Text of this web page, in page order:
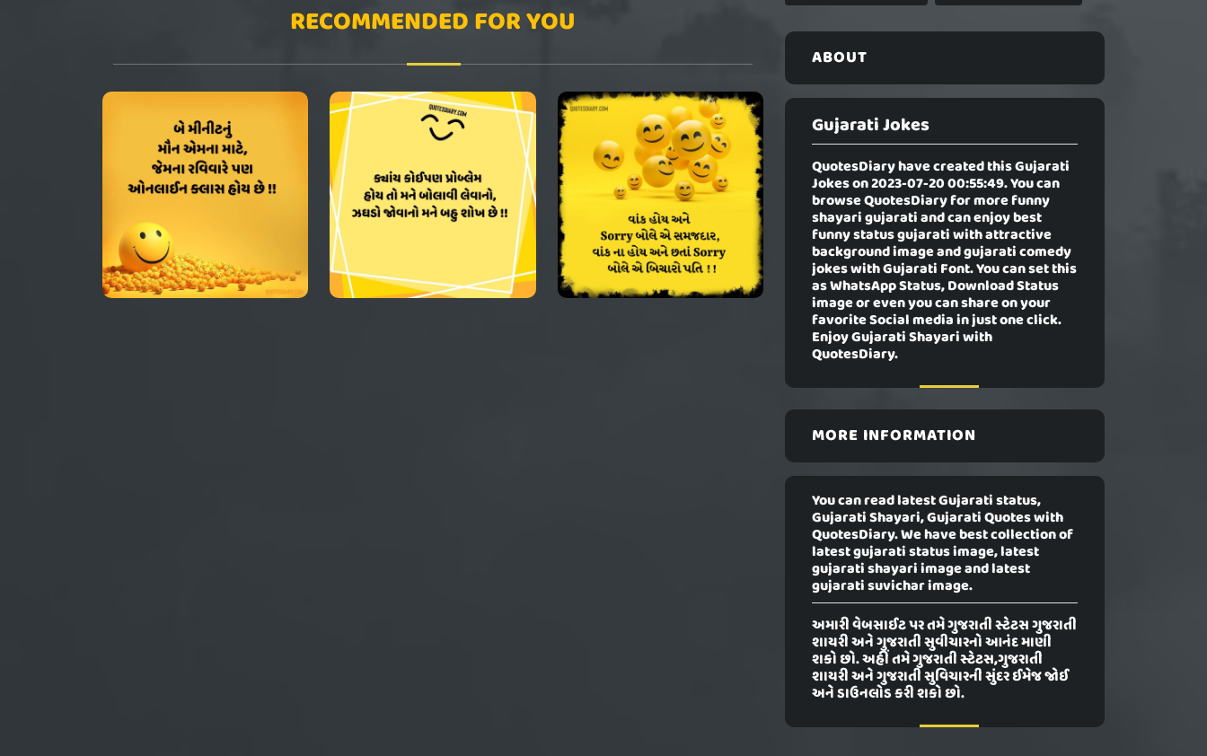
RECOMMENDED FOR YOU
ABOUT
Gujarati Jokes
QuotesDiary have created thisGujarati
Jokeson 2023-07-20 00:55:49. You can
browse QuotesDiary for more funny
shayari gujarati and can enjoy best
funny status gujarati with attractive
background image and gujarati comedy
jokes with Gujarati Font. You can set this
as WhatsApp Status, Download Status
image or even you can share on your
favorite Social media in just one click.
Enjoy Gujarati Shayari with
QuotesDiary.
MORE INFORMATION
You can read latest Gujarati status,
Gujarati Shayari, Gujarati Quotes with
QuotesDiary. We have best collection of
latest gujarati status image, latest
gujarati shayari image and latest
gujarati suvichar image.
અમારી વેબસાઈટ પર તમે ગુજરાતી સ્ટેટસ ગુજરાતી
શાયરી અને ગુજરાતી સુવીચારનો આનંદ માણી
શકો છો. અહીં તમે ગુજરાતી સ્ટેટસ,ગુજરાતી
શાયરી અને ગુજરાતી સુવિચારની સુંદર ઈમેજ જોઈ
અને ડાઉનલોડ કરી શકો છો.